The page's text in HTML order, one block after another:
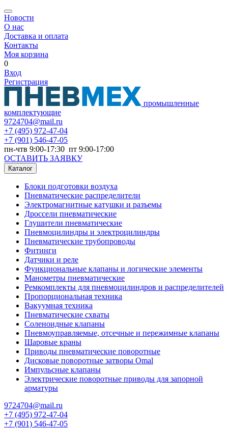
Новости
О нас
Доставка и оплата
Контакты
Моя корзина
0
Вход
Регистрация
промышленные
комплектующие
9724704@mail.ru
+7 (495) 972-47-04
+7 (901) 546-47-05
пн-чтв 9:00-17:30 пт 9:00-17:00
ОСТАВИТЬ ЗАЯВКУ
Каталог
Блоки подготовки воздуха
Пневматические распределители
Электромагнитные катушки и разъемы
Дроссели пневматические
Глушители пневматические
Пневмоцилиндры и электроцилиндры
Пневматические трубопроводы
Фитинги
Датчики и реле
Функциональные клапаны и логические элементы
Манометры пневматические
Ремкомплекты для пневмоцилиндров и распределителей
Пропорциональная техника
Вакуумная техника
Пневматические схваты
Соленоидные клапаны
Пневмоуправляемые, отсечные и пережимные клапаны
Шаровые краны
Приводы пневматические поворотные
Дисковые поворотные затворы Omal
Импульсные клапаны
Электрические поворотные приводы для запорной
арматуры
9724704@mail.ru
+7 (495) 972-47-04
+7 (901) 546-47-05